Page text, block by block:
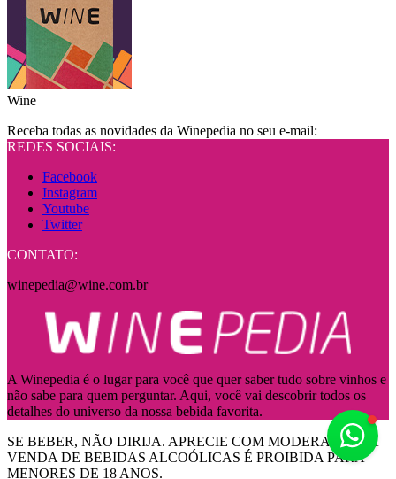
Wine
Receba todas as novidades da Winepedia no seu e-mail:
REDES SOCIAIS:
Facebook
Instagram
Youtube
Twitter
CONTATO:
winepedia@wine.com.br
A Winepedia é o lugar para você que quer saber tudo sobre vinhos e
não sabe para quem perguntar. Aqui, você vai descobrir todos os
detalhes do universo da nossa bebida favorita.
SE BEBER, NÃO DIRIJA. APRECIE COM MODERAÇÃO! A
VENDA DE BEBIDAS ALCOÓLICAS É PROIBIDA PARA
MENORES DE 18 ANOS.